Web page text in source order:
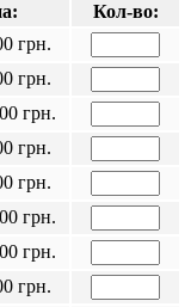
Кол-во:
грн.
грн.
грн.
грн.
грн.
грн.
грн.
грн.